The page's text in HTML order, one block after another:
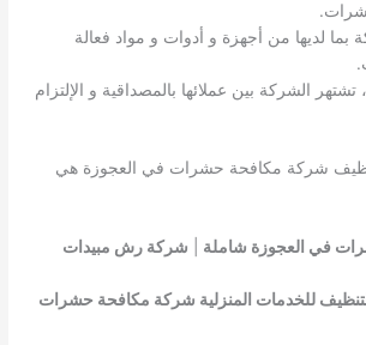
بما لديها من أجهزة و أدوات و مواد فعالة
تشتهر الشركة بين عملائها بالمصداقية و الإلتزام
شركة مكافحة حشرات في العجوزة هي
في العجوزة شاملة
شركة رش مبيدات
للخدمات المنزلية شركة مكافحة حشرات